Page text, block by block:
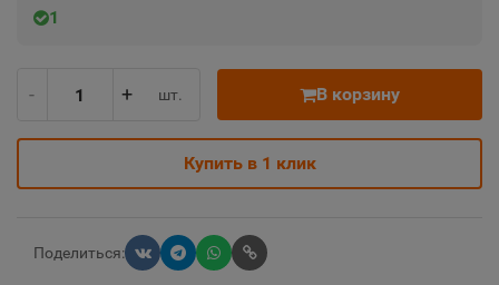
1
- + шт. В корзину
Купить в 1 клик
Поделиться: